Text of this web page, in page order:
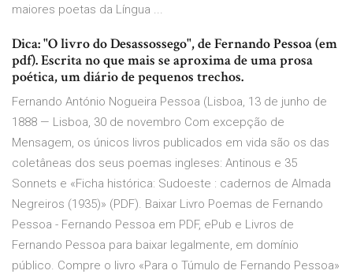
maiores poetas da Língua ...
Dica: "O livro do Desassossego", de Fernando Pessoa (em
pdf). Escrita no que mais se aproxima de uma prosa
poética, um diário de pequenos trechos.
Fernando António Nogueira Pessoa (Lisboa, 13 de junho de
1888 — Lisboa, 30 de novembro Com excepção de
Mensagem, os únicos livros publicados em vida são os das
coletâneas dos seus poemas ingleses: Antinous e 35
Sonnets e «Ficha histórica: Sudoeste : cadernos de Almada
Negreiros (1935)» (PDF). Baixar Livro Poemas de Fernando
Pessoa - Fernando Pessoa em PDF, ePub e Livros de
Fernando Pessoa para baixar legalmente, em domínio
público. Compre o livro «Para o Túmulo de Fernando Pessoa»